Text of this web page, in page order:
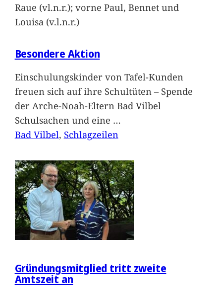
Raue (vl.n.r.); vorne Paul, Bennet und
Louisa (v.l.n.r.)
Besondere Aktion
Einschulungskinder von Tafel-Kunden
freuen sich auf ihre Schultüten – Spende
der Arche-Noah-Eltern Bad Vilbel
Schulsachen und eine …
Bad Vilbel, Schlagzeilen
Gründungsmitglied tritt zweite
Amtszeit an